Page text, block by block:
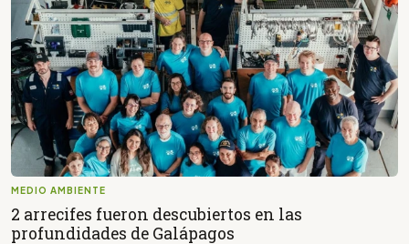
MEDIO AMBIENTE
2 arrecifes fueron descubiertos en las
profundidades de Galápagos